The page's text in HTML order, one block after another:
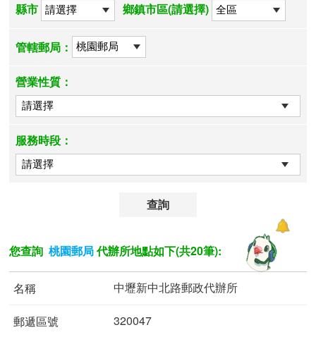
縣市 鄉鎮市區(請選擇)
管轄郵局：
營業性質：
服務時段：
查詢
您查詢 桃園郵局代辦所地點如下(共20筆):
中壢新中北路郵政代辦所
320047